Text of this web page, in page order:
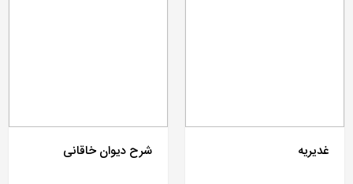
غدیریه شرح دیوان خاقانی